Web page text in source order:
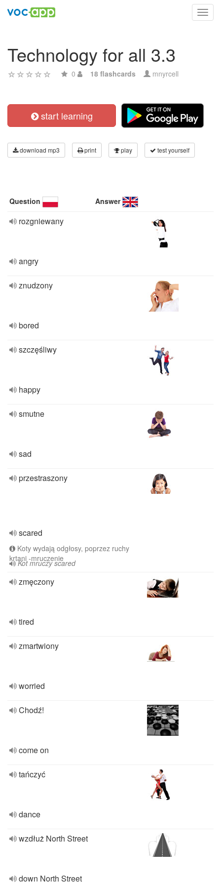
Technology for all 3.3
0 18 flashcards mnyrcell
start learning
download mp3 print play test yourself
Question Answer
rozgniewany
angry
znudzony
bored
szczęśliwy
happy
smutne
sad
przestraszony
scared
Koty wydają odgłosy, poprzez ruchy
krtani -mruczenie
Kot mruczy scared
zmęczony
tired
zmartwiony
worried
Chodź!
come on
tańczyć
dance
wzdłuż North Street
down North Street